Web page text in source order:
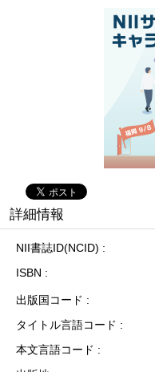
詳細情報
NII書誌ID(NCID)
ISBN
出版国コード
タイトル言語コード
本文言語コード